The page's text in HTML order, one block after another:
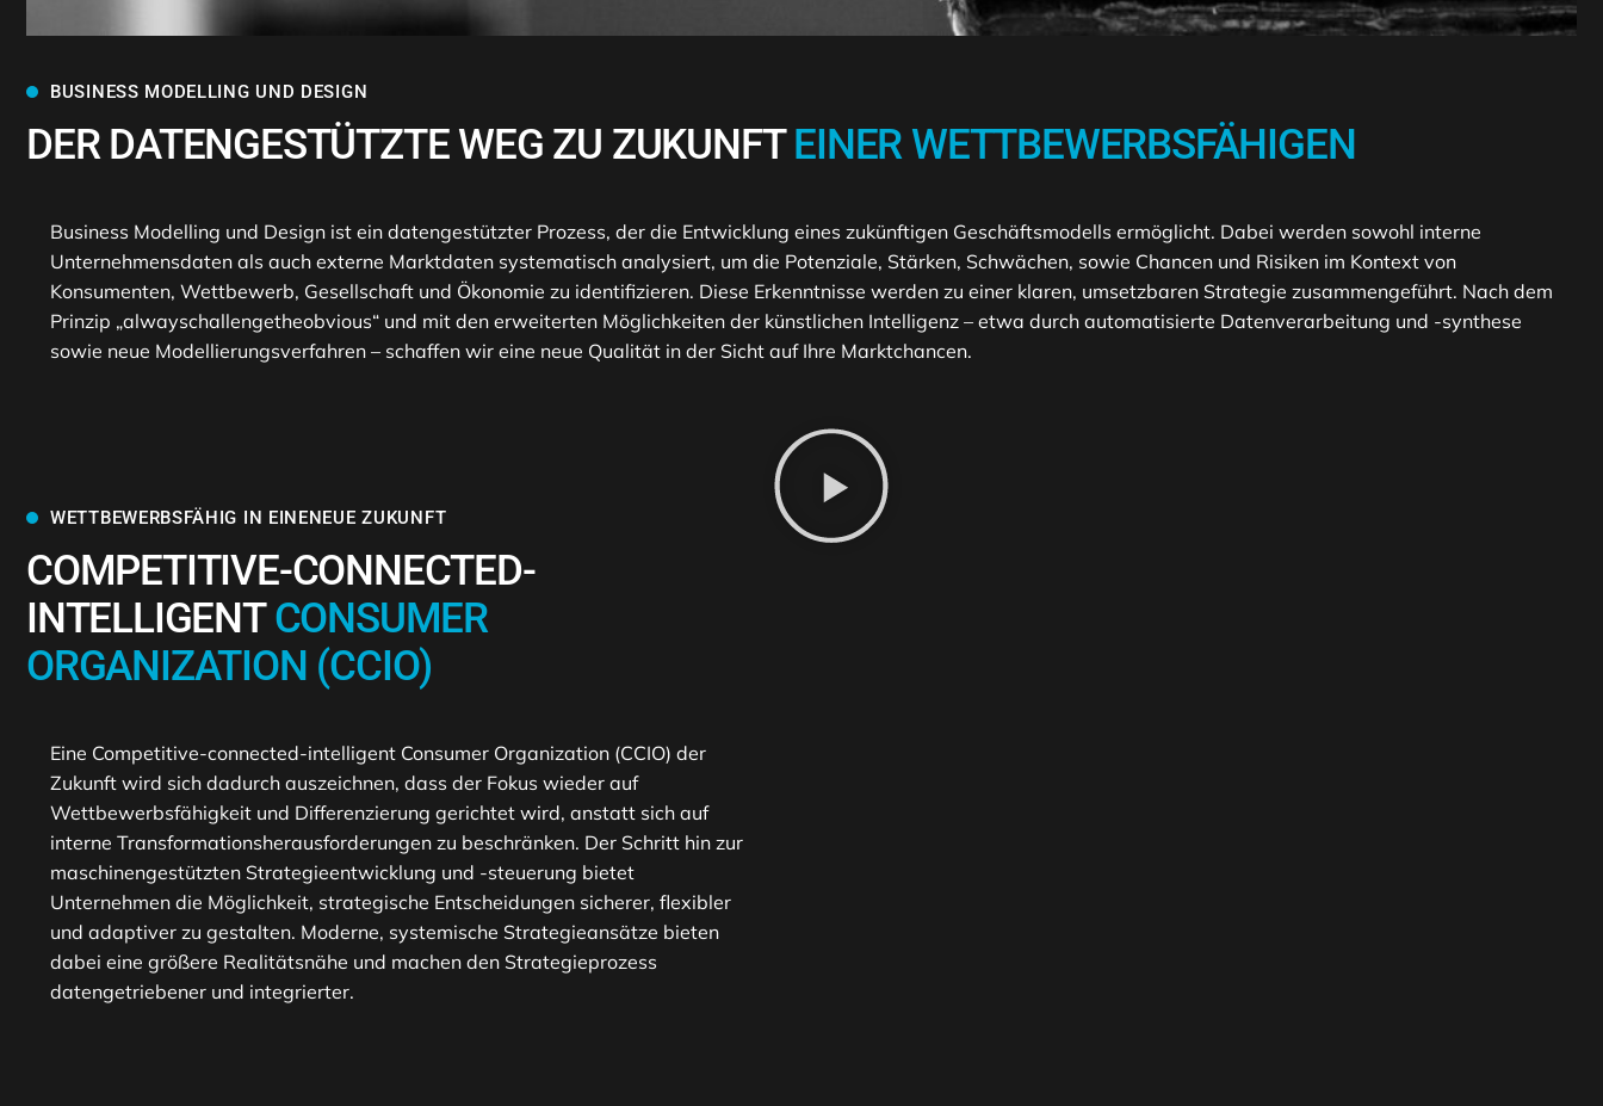
BUSINESS MODELLING UND DESIGN
DER DATENGESTÜTZTE WEG ZU ZUKUNFTEINER WETTBEWERBSFÄHIGEN
Business Modelling und Design ist ein datengestützter Prozess, der die Entwicklung eines zukünftigen Geschäftsmodells ermöglicht. Dabei werden sowohl interne
Unternehmensdaten als auch externe Marktdaten systematisch analysiert, um die Potenziale, Stärken, Schwächen, sowie Chancen und Risiken im Kontext von
Konsumenten, Wettbewerb, Gesellschaft und Ökonomie zu identifizieren. Diese Erkenntnisse werden zu einer klaren, umsetzbaren Strategie zusammengeführt. Nach dem
Prinzip „alwayschallengetheobvious“ und mit den erweiterten Möglichkeiten der künstlichen Intelligenz – etwa durch automatisierte Datenverarbeitung und -synthese
sowie neue Modellierungsverfahren – schaffen wir eine neue Qualität in der Sicht auf Ihre Marktchancen.
WETTBEWERBSFÄHIG IN EINENEUE ZUKUNFT
COMPETITIVE-CONNECTED-
INTELLIGENTCONSUMER
ORGANIZATION (CCIO)
Eine Competitive-connected-intelligent Consumer Organization (CCIO) der
Zukunft wird sich dadurch auszeichnen, dass der Fokus wieder auf
Wettbewerbsfähigkeit und Differenzierung gerichtet wird, anstatt sich auf
interne Transformationsherausforderungen zu beschränken. Der Schritt hin zur
maschinengestützten Strategieentwicklung und -steuerung bietet
Unternehmen die Möglichkeit, strategische Entscheidungen sicherer, flexibler
und adaptiver zu gestalten. Moderne, systemische Strategieansätze bieten
dabei eine größere Realitätsnähe und machen den Strategieprozess
datengetriebener und integrierter.